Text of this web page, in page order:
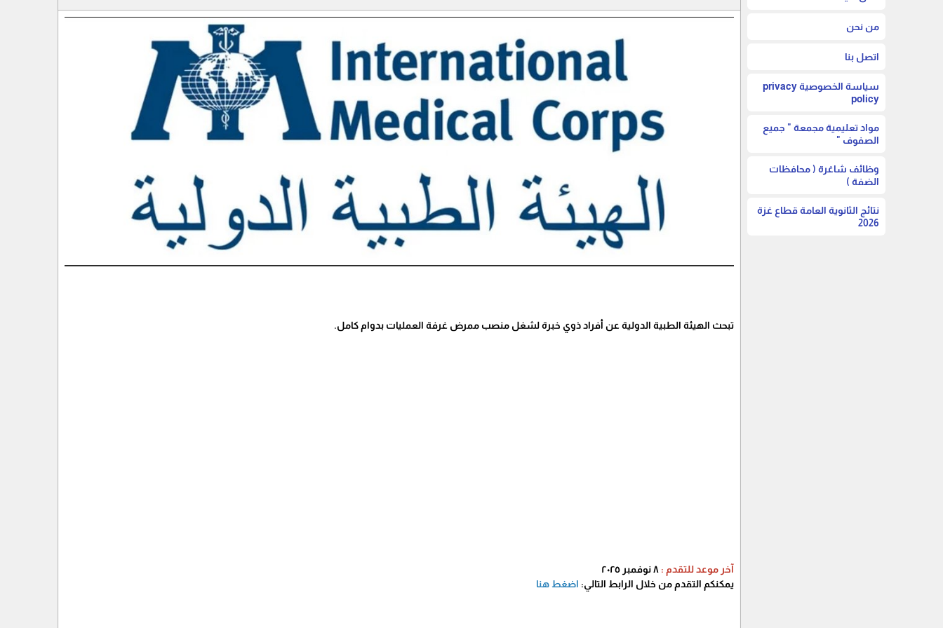
من نحن
اتصل بنا
سياسة الخصوصية privacy
policy
مواد تعليمية مجمعة " جميع
الصفوف "
وظائف شاغرة ( محافظات
الضفة )
نتائج الثانوية العامة قطاع غزة
2026
تبحث الهيئة الطبية الدولية عن أفراد ذوي خبرة لشغل منصب ممرض غرفة العمليات بدوام كامل.
آخر موعد للتقدم :
يمكنكم التقدم من خلال الرابط التالي: اضغط هنا